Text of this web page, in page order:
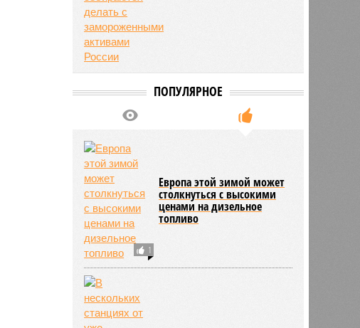
ПОПУЛЯРНОЕ
1
Европа этой зимой может
столкнуться с высокими
ценами на дизельное
топливо